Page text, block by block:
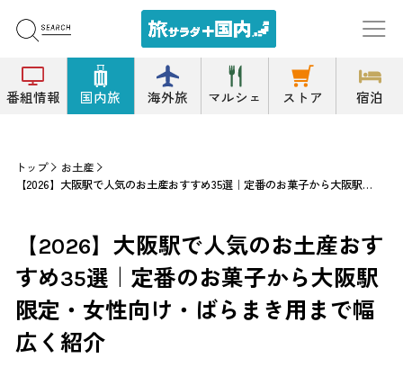
番組情報 国内旅 海外旅 マルシェ ストア 宿泊
トップ
お土産
【2026】大阪駅で人気のお土産おすすめ35選｜定番のお菓子から大阪駅限定・女性向け・ばらまき用まで幅広く紹介
【2026】大阪駅で人気のお土産おす
すめ35選｜定番のお菓子から大阪駅
限定・女性向け・ばらまき用まで幅
広く紹介